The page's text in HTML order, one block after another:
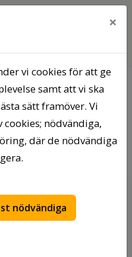
×
vi cookies för att ge
samt att vi ska
sätt framöver. Vi
nödvändiga,
där de nödvändiga
nödvändiga